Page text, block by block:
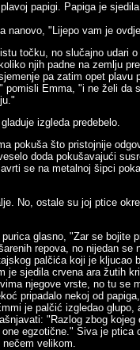
papigi. Papiga je
nanovo, "Lijepo vam je
točku, no slučajno udari
njih padne na zemlju
pa zatim opet plavu
pomisli Emma, "i ne želi da
izgleda predebelo.
pokuša što pristojnije
doda pokušavajući
se na metalnoj šipci
No, ostale su joj ptice
glasno, "Zar se bojite
repova, no nijedan se
palčića koji je kljucao
je sjedila crvena ara žutih
njegove vrste, no tu se
pripadalo nekoj od
je palčić izgledao glupo,
"Razlog zbog kojeg
egzotične." Siva je ptica
velikom.